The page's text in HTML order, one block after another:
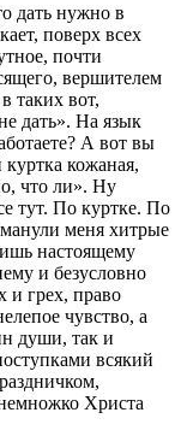
дать нужно в
поверх всех
почти
вершителем
таких вот,
дать». На язык
А вот вы
кожаная,
что ли». Ну
тут. По куртке. По
меня хитрые
настоящему
и безусловно
грех, право
чувство, а
души, так и
всякий
Христа